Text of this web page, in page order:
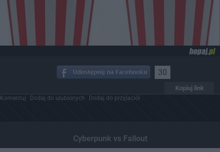
30
Kopiuj link
Komentuj Dodaj do ulubionych Dodaj do przyjaciół
Cyberpunk vs Fallout